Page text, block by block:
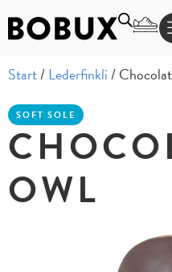
Start/Lederfinkli/
SOFT SOLE
OWL